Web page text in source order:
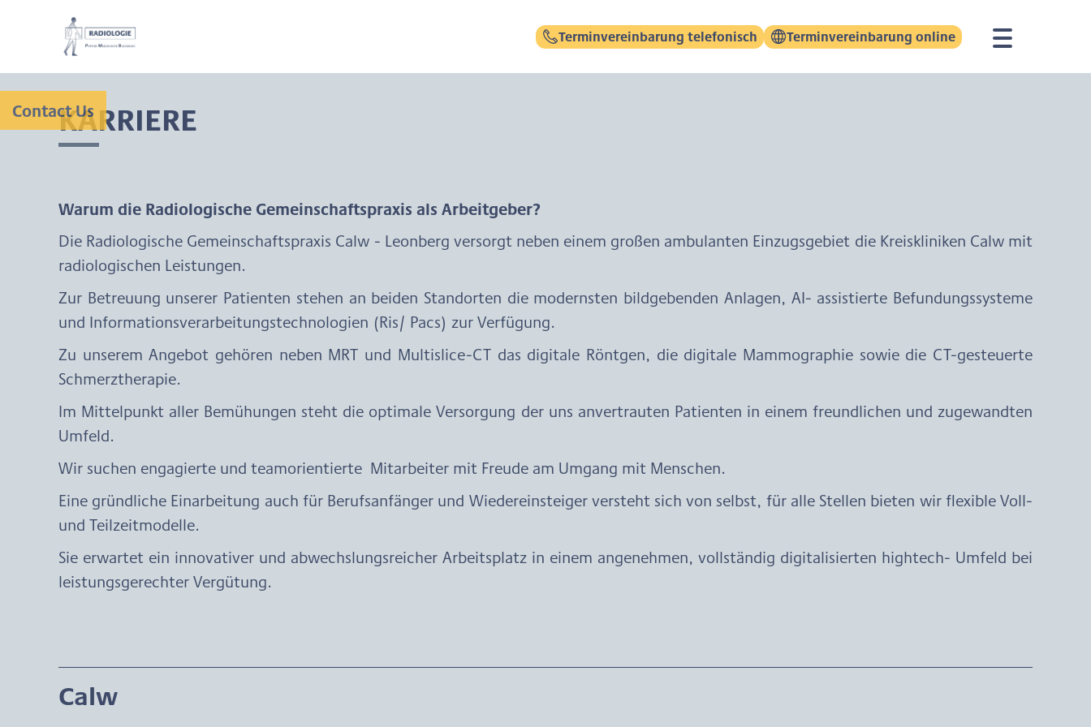
Terminvereinbarung telefonisch Terminvereinbarung online
KARRIERE
Warum die Radiologische Gemeinschaftspraxis als Arbeitgeber?
Die Radiologische Gemeinschaftspraxis Calw - Leonberg versorgt neben einem großen ambulanten Einzugsgebiet die Kreiskliniken Calw mit
radiologischen Leistungen.
Zur Betreuung unserer Patienten stehen an beiden Standorten die modernsten bildgebenden Anlagen, AI- assistierte Befundungssysteme
und Informationsverarbeitungstechnologien (Ris/ Pacs) zur Verfügung.
Zu unserem Angebot gehören neben MRT und Multislice-CT das digitale Röntgen, die digitale Mammographie sowie die CT-gesteuerte
Schmerztherapie.
Im Mittelpunkt aller Bemühungen steht die optimale Versorgung der uns anvertrauten Patienten in einem freundlichen und zugewandten
Umfeld.
Wir suchen engagierte und teamorientierte Mitarbeiter mit Freude am Umgang mit Menschen.
Eine gründliche Einarbeitung auch für Berufsanfänger und Wiedereinsteiger versteht sich von selbst, für alle Stellen bieten wir flexible Voll-
und Teilzeitmodelle.
Sie erwartet ein innovativer und abwechslungsreicher Arbeitsplatz in einem angenehmen, vollständig digitalisierten hightech- Umfeld bei
leistungsgerechter Vergütung.
Calw
Contact Us